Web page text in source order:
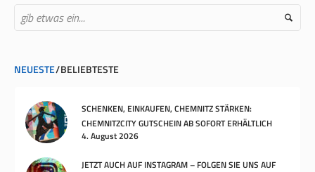
NEUESTE BELIEBTESTE
SCHENKEN, EINKAUFEN, CHEMNITZ STÄRKEN:
CHEMNITZCITY GUTSCHEIN AB SOFORT ERHÄLTLICH
4. August 2026
JETZT AUCH AUF INSTAGRAM – FOLGEN SIE UNS AUF